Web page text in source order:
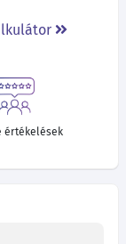
értékelések